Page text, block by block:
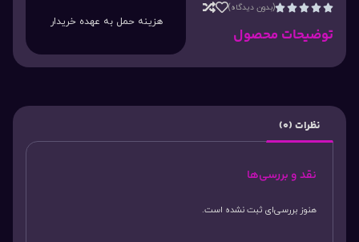




(بدون دیدگاه)
توضیحات محصول
هزینه حمل به عهده خریدار
نظرات (0)
نقد و بررسی‌ها
هنوز بررسی‌ای ثبت نشده است.